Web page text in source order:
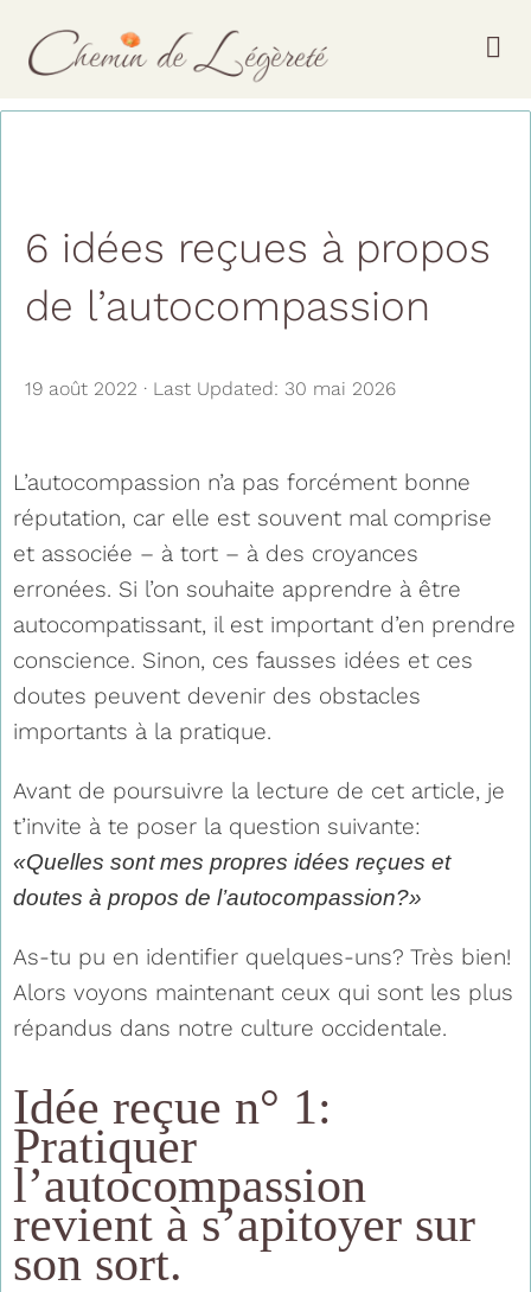
Accueil
Ressources
Contact
6 idées reçues à propos
de l’autocompassion
19 août 2022 · Last Updated: 30 mai 2026
L’autocompassion n’a pas forcément bonne
réputation, car elle est souvent mal comprise
et associée – à tort – à des croyances
erronées. Si l’on souhaite apprendre à être
autocompatissant, il est important d’en prendre
conscience. Sinon, ces fausses idées et ces
doutes peuvent devenir des obstacles
importants à la pratique.
Avant de poursuivre la lecture de cet article, je
t’invite à te poser la question suivante:
«Quelles sont mes propres idées reçues et
doutes à propos de l’autocompassion?»
As-tu pu en identifier quelques-uns? Très bien!
Alors voyons maintenant ceux qui sont les plus
répandus dans notre culture occidentale.
Idée reçue n° 1:
Pratiquer
l’autocompassion
revient à s’apitoyer sur
son sort.